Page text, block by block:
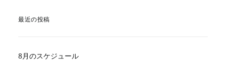
最近の投稿
8月のスケジュール